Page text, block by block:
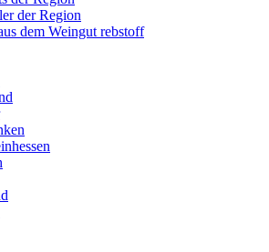
der Region
dem Weingut rebstoff